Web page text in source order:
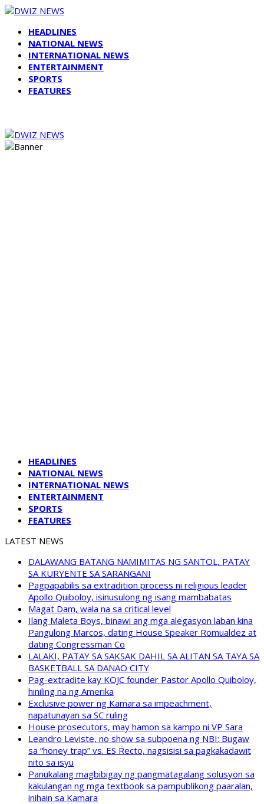
HEADLINES
NATIONAL NEWS
INTERNATIONAL NEWS
ENTERTAINMENT
SPORTS
FEATURES
HEADLINES
NATIONAL NEWS
INTERNATIONAL NEWS
ENTERTAINMENT
SPORTS
FEATURES
LATEST NEWS
DALAWANG BATANG NAMIMITAS NG SANTOL, PATAY
SA KURYENTE SA SARANGANI
Pagpapabilis sa extradition process ni religious leader
Apollo Quiboloy, isinusulong ng isang mambabatas
Magat Dam, wala na sa critical level
Ilang Maleta Boys, binawi ang mga alegasyon laban kina
Pangulong Marcos, dating House Speaker Romualdez at
dating Congressman Co
LALAKI, PATAY SA SAKSAK DAHIL SA ALITAN SA TAYA SA
BASKETBALL SA DANAO CITY
Pag-extradite kay KOJC founder Pastor Apollo Quiboloy,
hiniling na ng Amerika
Exclusive power ng Kamara sa impeachment,
napatunayan sa SC ruling
House prosecutors, may hamon sa kampo ni VP Sara
Leandro Leviste, no show sa subpoena ng NBI; Bugaw
sa “honey trap” vs. ES Recto, nagsisisi sa pagkakadawit
nito sa isyu
Panukalang magbibigay ng pangmatagalang solusyon sa
kakulangan ng mga textbook sa pampublikong paaralan,
inihain sa Kamara